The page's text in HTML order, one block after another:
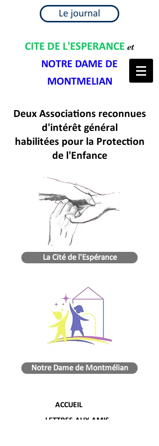
Le journal
CITE DE L'ESPERANCE et
NOTRE DAME DE
MONTMELIAN
Deux Associations reconnues
d'intérêt général
habilitées pour la Protection
de l'Enfance
La Cité de l'Espérance
Notre Dame de Montmélian
ACCUEIL
LETTRES AUX AMIS